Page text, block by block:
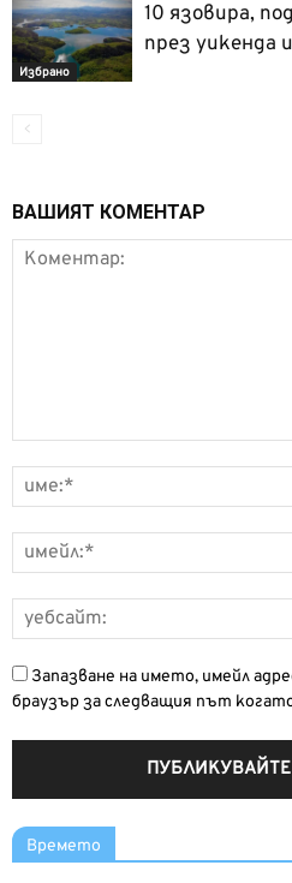
Избрано
10 язовира,
през уикенда
ВАШИЯТ КОМЕНТАР
Запазване на името, имейл
браузър за следващия път
Времето